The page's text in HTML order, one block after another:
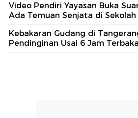
Video Pendiri Yayasan Buka
Ada Temuan Senjata di Sekolah
Kebakaran Gudang di
Pendinginan Usai 6 Jam